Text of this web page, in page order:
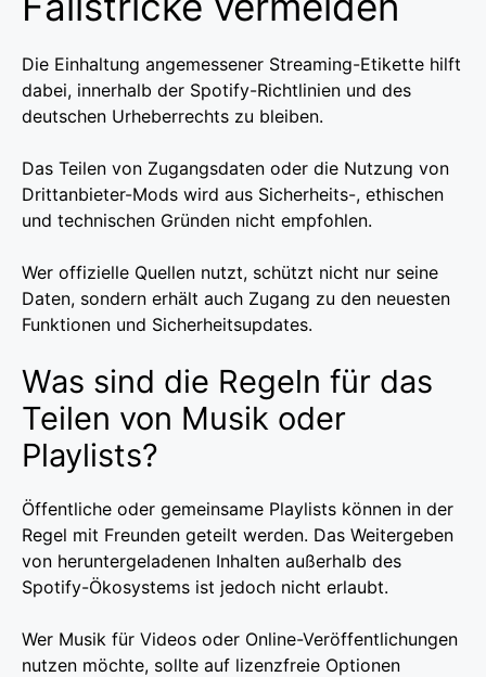
Die Einhaltung angemessener Streaming-Etikette hilft
dabei, innerhalb der Spotify-Richtlinien und des
deutschen Urheberrechts zu bleiben.
Das Teilen von Zugangsdaten oder die Nutzung von
Drittanbieter-Mods wird aus Sicherheits-, ethischen
und technischen Gründen nicht empfohlen.
Wer offizielle Quellen nutzt, schützt nicht nur seine
Daten, sondern erhält auch Zugang zu den neuesten
Funktionen und Sicherheitsupdates.
Was sind die Regeln für das
Teilen von Musik oder
Playlists?
Öffentliche oder gemeinsame Playlists können in der
Regel mit Freunden geteilt werden. Das Weitergeben
von heruntergeladenen Inhalten außerhalb des
Spotify-Ökosystems ist jedoch nicht erlaubt.
Wer Musik für Videos oder Online-Veröffentlichungen
nutzen möchte, sollte auf lizenzfreie Optionen